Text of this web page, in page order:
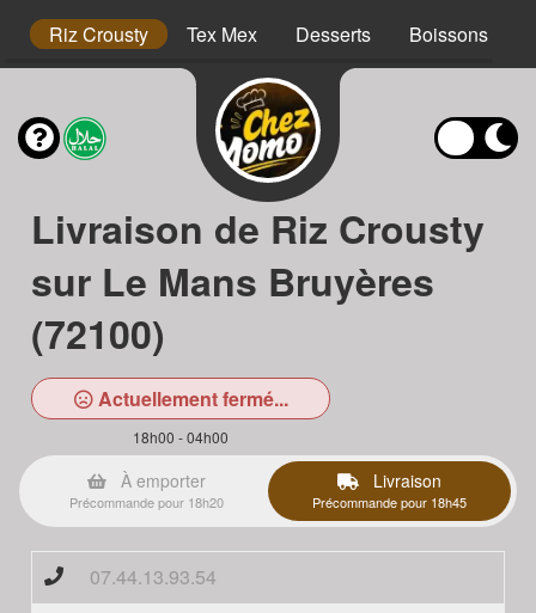
Riz Crousty Tex Mex Desserts Boissons
Livraison de Riz Crousty
sur Le Mans Bruyères
(72100)
Actuellement fermé...
18h00 - 04h00
À emporter
Précommande pour 18h20
Livraison
Précommande pour 18h45
07.44.13.93.54